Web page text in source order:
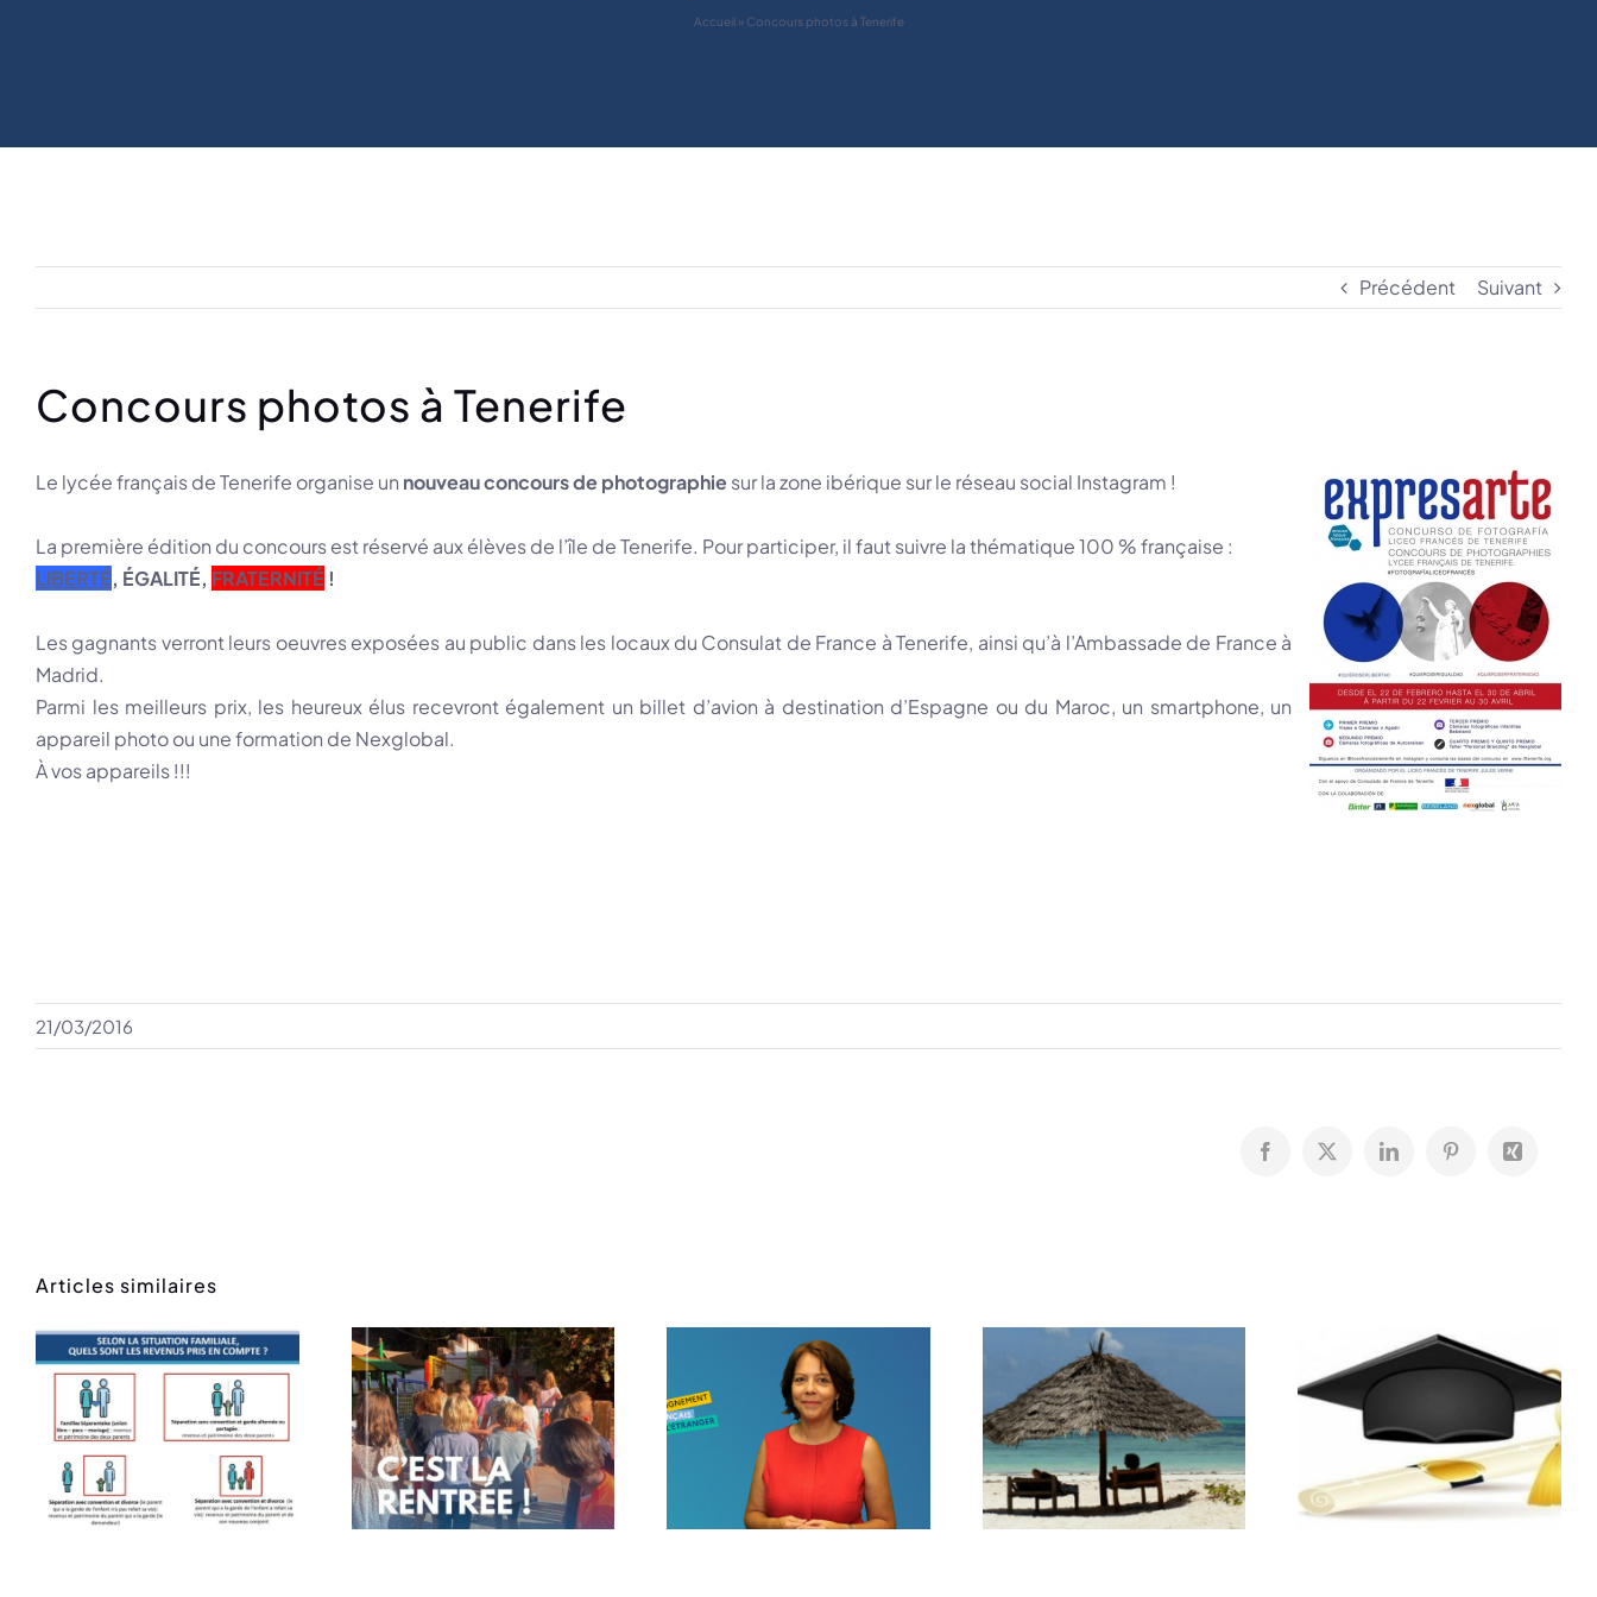
Accueil» Concours photos à Tenerife
Précédent Suivant
Concours photos à Tenerife
Le lycée français de Tenerife organise un nouveau concours de photographiesur la zone ibérique sur le réseau social Instagram !
La première édition du concours est réservé aux élèves de l’île de Tenerife. Pour participer, il faut suivre la thématique 100 % française :
LIBERTÉ, ÉGALITÉ, FRATERNITÉ !
Les gagnants verront leurs oeuvres exposées au public dans les locaux du Consulat de France à Tenerife, ainsi qu’à l’Ambassade de France à
Madrid.
Parmi les meilleurs prix, les heureux élus recevront également un billet d’avion à destination d’Espagne ou du Maroc, un smartphone, un
appareil photo ou une formation de Nexglobal.
À vos appareils !!!
21/03/2016
Facebook
X LinkedInPinterestXing
Articles similaires
Rentrée des
classes
Message de
rentrée
Voilà l’été…
Résultats du
Bac
Bourses
scolaires